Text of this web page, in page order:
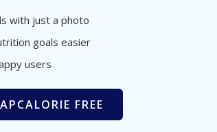
with just a photo
goals easier
users
FREE